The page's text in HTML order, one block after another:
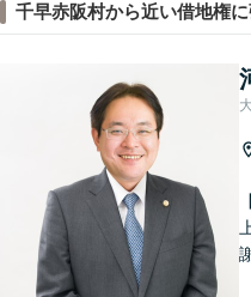
千早赤阪村から近い借地権